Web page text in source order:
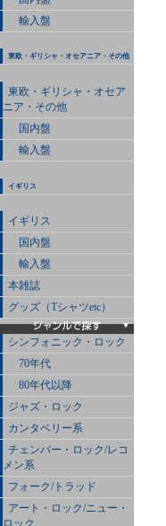
輸入盤
東欧・ギリシャ・オセアニア・その他
東欧・ギリシャ・オセア
ニア・その他
国内盤
輸入盤
イギリス
イギリス
国内盤
輸入盤
本雑誌
グッズ（Tシャツetc）
シンフォニック・ロック
70年代
80年代以降
ジャズ・ロック
カンタベリー系
チェンバー・ロック/レコ
メン系
フォーク/トラッド
アート・ロック/ニュー・